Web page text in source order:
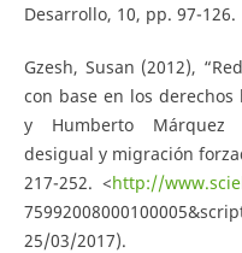
Desarrollo, 10, pp. 97-126.
Gzesh, Susan (2012),
con base en los derechos
y Humberto Márquez
desigual y migración
217-252. <http://
25/03/2017).